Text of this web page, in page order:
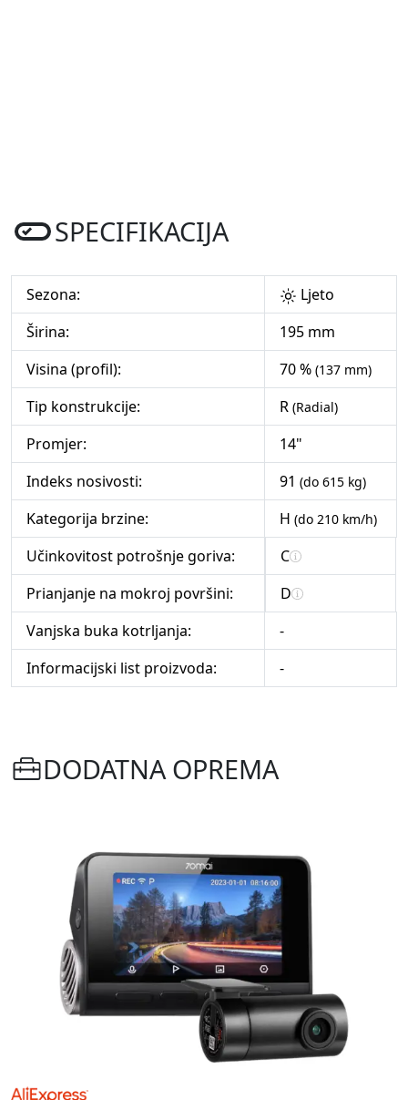
SPECIFIKACIJA
Sezona:
Ljeto
Širina:
195 mm
Visina (profil):
70 % (137 mm)
Tip konstrukcije: R (Radial)
Promjer:
14"
Indeks nosivosti:
91 (do 615 kg)
Kategorija brzine: H (do 210 km/h)
Učinkovitost potrošnje goriva:
C
Prianjanje na mokroj površini:
D
Vanjska buka kotrljanja:
-
Informacijski list proizvoda:
-
DODATNA OPREMA